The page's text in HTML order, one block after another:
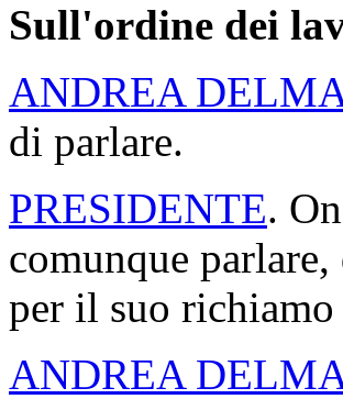
Sull'ordine dei
ANDREA
di parlare.
PRESIDENTE.
comunque
per il suo
ANDREA